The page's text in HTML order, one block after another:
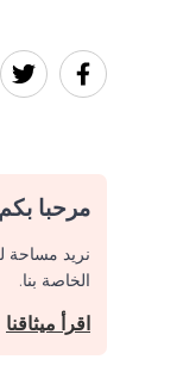
مرحبا
نريد مساحة
الخاصة بنا.
اقرأ ميثاقنا